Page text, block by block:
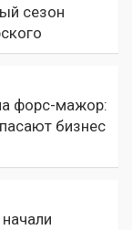
сезон
форс-мажор:
бизнес